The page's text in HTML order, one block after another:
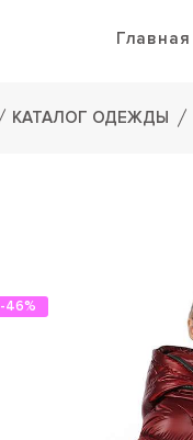
Главная
КАТАЛОГ ОДЕЖДЫ
-46%